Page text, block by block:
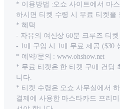
* 이용방법 :오쇼 사이트에서 마
하시면 티켓 수령 시 무료 티켓을
* 혜택
- 자유의 여신상 60분 크루즈 티켓
- 1매 구입 시 1매 무료 제공 ($30
* 예약/문의 : www.ohshow.net
* 무료 티켓은 한 티켓 구매 건당
니다.
* 티켓 수령은 오쇼 사무실에서
결제에 사용한 마스타카드 프리